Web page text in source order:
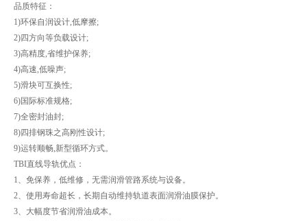
品质特征：
1)环保自润设计,低摩擦;
2)四方向等负载设计;
3)高精度,省维护保养;
4)高速,低噪声;
5)滑块可互换性;
6)国际标准规格;
7)全密封油封;
8)四排钢珠之高刚性设计;
9)运转顺畅,新型循环方式。
TBI直线导轨优点：
1、免保养，低维修，无需润滑管路系统与设备。
2、使用寿命超长，长期自动维持轨道表面润滑油膜保护。
3、大幅度节省润滑油成本。